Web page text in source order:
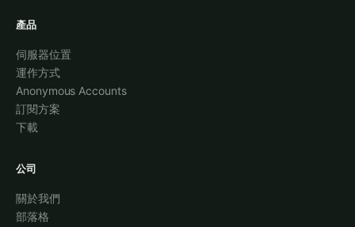
產品
伺服器位置
運作方式
Anonymous Accounts
訂閱方案
下載
公司
關於我們
部落格